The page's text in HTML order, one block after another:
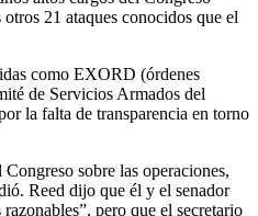
21 ataques conocidos que el
como EXORD (órdenes
de Servicios Armados del
la falta de transparencia en torno
sobre las operaciones,
Reed dijo que él y el senador
pero que el secretario